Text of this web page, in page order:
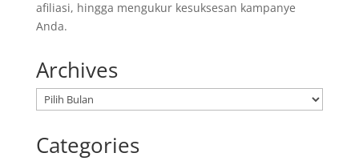
afiliasi, hingga mengukur kesuksesan kampanye
Anda.
Archives
Arsip
Categories